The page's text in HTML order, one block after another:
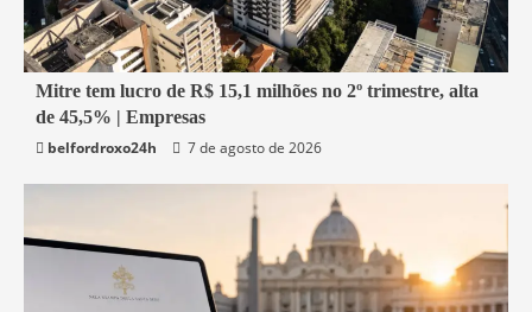
1 min read
Economia
Mitre tem lucro de R$ 15,1 milhões no 2º trimestre, alta
de 45,5% | Empresas
belfordroxo24h
7 de agosto de 2026